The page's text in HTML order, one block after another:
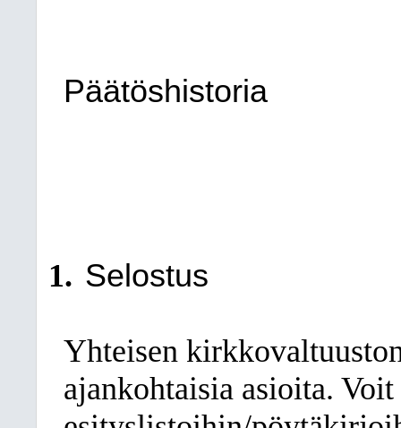
Päätöshistoria
Selostus
Yhteisen
ajankohtaisia asioita.